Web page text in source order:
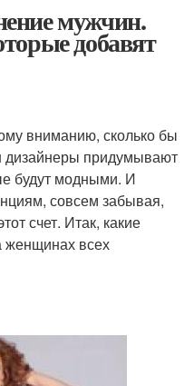
мужчин.
добавят
вниманию, сколько бы
дизайнеры придумывают
будут модными. И
совсем забывая,
счет. Итак, какие
женщинах всех